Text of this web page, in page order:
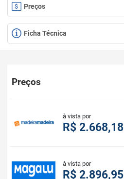
Preços
Ficha Técnica
Preços
à vista por
R$ 2.668,18
à vista por
R$ 2.896,95